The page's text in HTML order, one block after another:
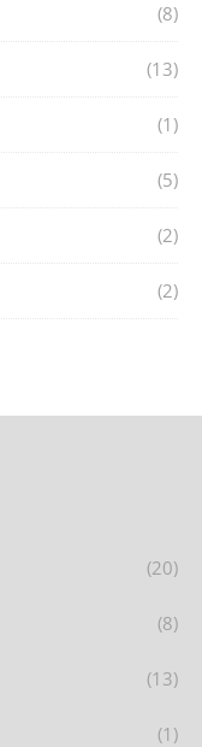
(8)
(13)
(1)
(5)
(2)
(2)
(20)
(8)
(13)
(1)